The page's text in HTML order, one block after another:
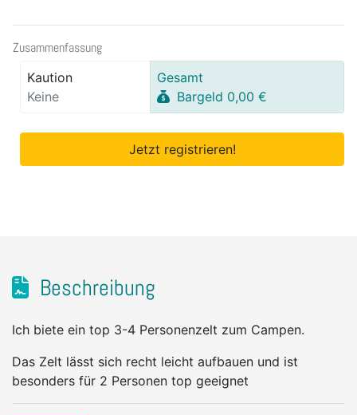
Zusammenfassung
Kaution
Keine
Gesamt
Bargeld 0,00 €
Jetzt registrieren!
Beschreibung
Ich biete ein top 3-4 Personenzelt zum Campen.
Das Zelt lässt sich recht leicht aufbauen und ist
besonders für 2 Personen top geeignet